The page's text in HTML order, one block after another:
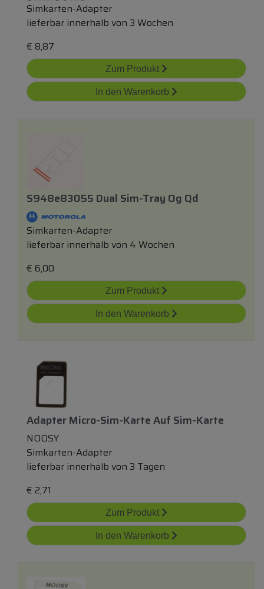
Simkarten-Adapter
lieferbar innerhalb von 3 Wochen
€ 8,87
Zum Produkt
In den Warenkorb
S948e83055 Dual Sim-Tray Og Qd
Simkarten-Adapter
lieferbar innerhalb von 4 Wochen
€ 6,00
Zum Produkt
In den Warenkorb
Adapter Micro-Sim-Karte Auf Sim-Karte
NOOSY
Simkarten-Adapter
lieferbar innerhalb von 3 Tagen
€ 2,71
Zum Produkt
In den Warenkorb